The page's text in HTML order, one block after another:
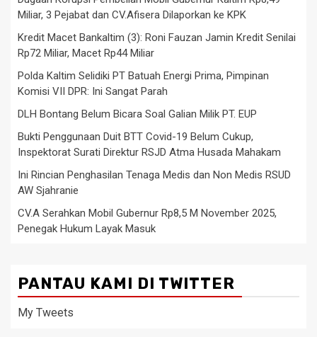
Miliar, 3 Pejabat dan CV.Afisera Dilaporkan ke KPK
Kredit Macet Bankaltim (3): Roni Fauzan Jamin Kredit Senilai
Rp72 Miliar, Macet Rp44 Miliar
Polda Kaltim Selidiki PT Batuah Energi Prima, Pimpinan
Komisi VII DPR: Ini Sangat Parah
DLH Bontang Belum Bicara Soal Galian Milik PT. EUP
Bukti Penggunaan Duit BTT Covid-19 Belum Cukup,
Inspektorat Surati Direktur RSJD Atma Husada Mahakam
Ini Rincian Penghasilan Tenaga Medis dan Non Medis RSUD
AW Sjahranie
CV.A Serahkan Mobil Gubernur Rp8,5 M November 2025,
Penegak Hukum Layak Masuk
PANTAU KAMI DI TWITTER
My Tweets